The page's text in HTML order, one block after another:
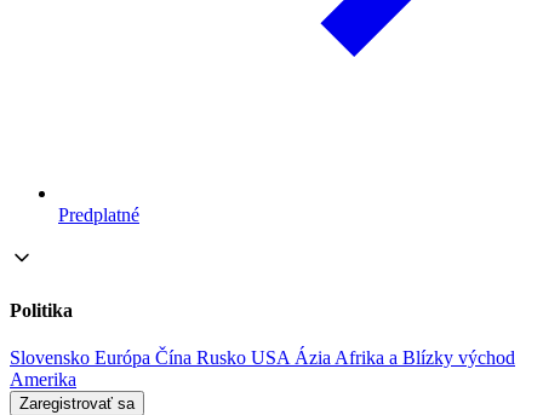
Predplatné
Politika
Slovensko Európa Čína Rusko USA ÁziaAfrika a Blízky východ
Amerika
Zaregistrovať sa